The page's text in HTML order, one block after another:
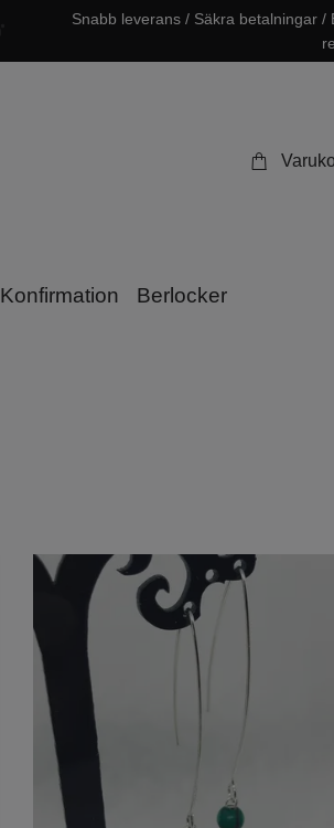
Snabb leverans / Säkra betalningar /
Konfirmation Berlocker